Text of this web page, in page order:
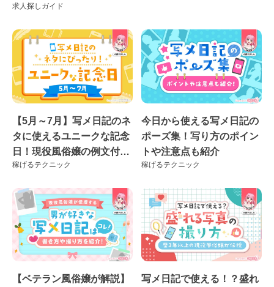
求人探しガイド
【5月～7月】写メ日記のネ
タに使えるユニークな記念
日！現役風俗嬢の例文付き
♪
稼げるテクニック
今日から使える写メ日記の
ポーズ集！写り方のポイン
トや注意点も紹介
稼げるテクニック
【ベテラン風俗嬢が解説】
写メ日記で使える！？盛れ